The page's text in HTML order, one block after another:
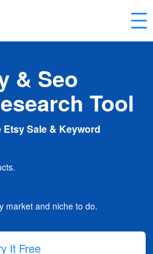
& Seo
Tool
Sale & Keyword
market and niche to do.
It Free